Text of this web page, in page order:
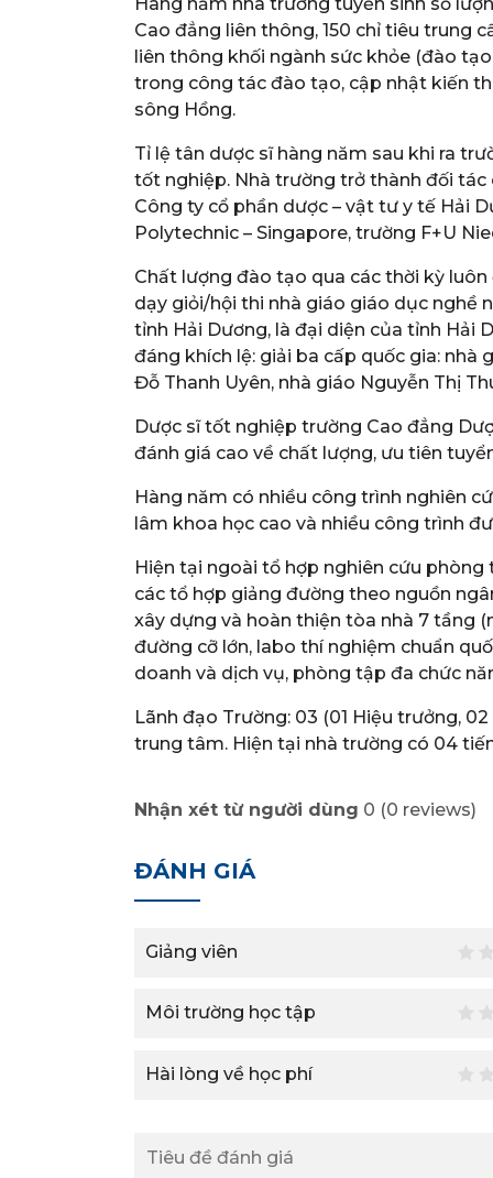
Hàng năm nhà trường tuyển sinh số
Cao đẳng liên thông, 150 chỉ tiêu trung
liên thông khối ngành sức khỏe (đào
trong công tác đào tạo, cập nhật kiến
sông Hồng.
Tỉ lệ tân dược sĩ hàng năm sau khi ra
tốt nghiệp. Nhà trường trở thành đối
Công ty cổ phần dược – vật tư y tế Hải
Polytechnic – Singapore, trường F+U
Chất lượng đào tạo qua các thời kỳ
dạy giỏi/hội thi nhà giáo giáo dục nghề
tỉnh Hải Dương, là đại diện của tỉnh Hải
đáng khích lệ: giải ba cấp quốc gia: nhà
Đỗ Thanh Uyên, nhà giáo Nguyễn Thị
Dược sĩ tốt nghiệp trường Cao đẳng
đánh giá cao về chất lượng, ưu tiên
Hàng năm có nhiều công trình nghiên
lâm khoa học cao và nhiều công trình
Hiện tại ngoài tổ hợp nghiên cứu
các tổ hợp giảng đường theo nguồn
xây dựng và hoàn thiện tòa nhà 7 tầng
đường cỡ lớn, labo thí nghiệm chuẩn
doanh và dịch vụ, phòng tập đa chức
Lãnh đạo Trường: 03 (01 Hiệu trưởng,
trung tâm. Hiện tại nhà trường có 04
Nhận xét từ người dùng 0 (0 reviews)
ĐÁNH GIÁ
Giảng viên
Môi trường học tập
Hài lòng về học phí